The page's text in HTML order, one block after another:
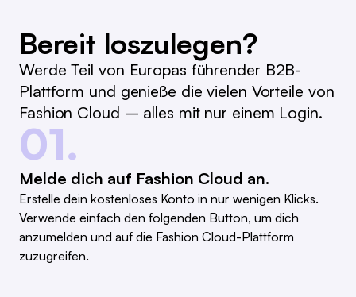
Bereit loszulegen?
Werde Teil von Europas führender B2B-
Plattform und genieße die vielen Vorteile von
Fashion Cloud – alles mit nur einem Login.
01.
Melde dich auf Fashion Cloud an.
Erstelle dein kostenloses Konto in nur wenigen Klicks.
Verwende einfach den folgenden Button, um dich
anzumelden und auf die Fashion Cloud-Plattform
zuzugreifen.